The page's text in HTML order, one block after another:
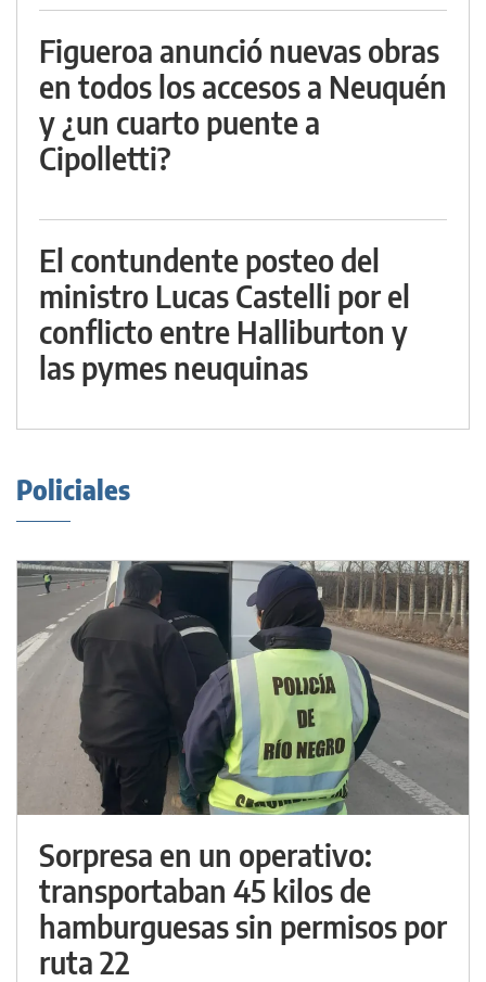
Figueroa anunció nuevas obras
en todos los accesos a Neuquén
y ¿un cuarto puente a
Cipolletti?
El contundente posteo del
ministro Lucas Castelli por el
conflicto entre Halliburton y
las pymes neuquinas
Policiales
Sorpresa en un operativo:
transportaban 45 kilos de
hamburguesas sin permisos por
ruta 22